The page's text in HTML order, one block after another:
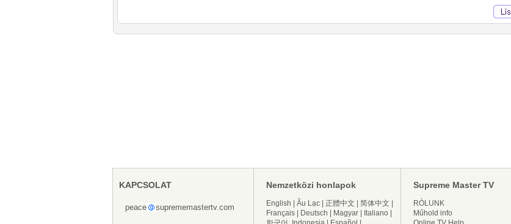
KAPCSOLAT
peace suprememastertv.com
Nemzetközi honlapok
English Âu Lạc 正體中文 简体中文
Français
Deutsch Magyar Italiano
Supreme Master TV
RÓLUNK
Műhold info